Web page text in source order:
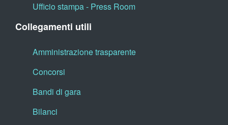
Ufficio stampa - Press Room
Collegamenti utili
Amministrazione trasparente
Concorsi
Bandi di gara
Bilanci